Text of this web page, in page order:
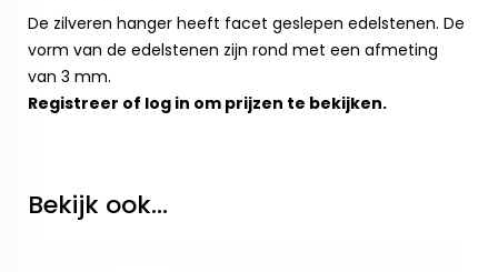
De zilveren hanger heeft facet geslepen edelstenen. De
vorm van de edelstenen zijn rond met een afmeting
van 3 mm.
Registreer of log in om prijzen te bekijken.
Bekijk ook...